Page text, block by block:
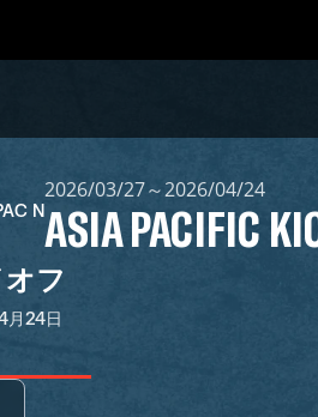
2026/03/27～2026/04/24
ASIA PACIFIC
フ
月24日